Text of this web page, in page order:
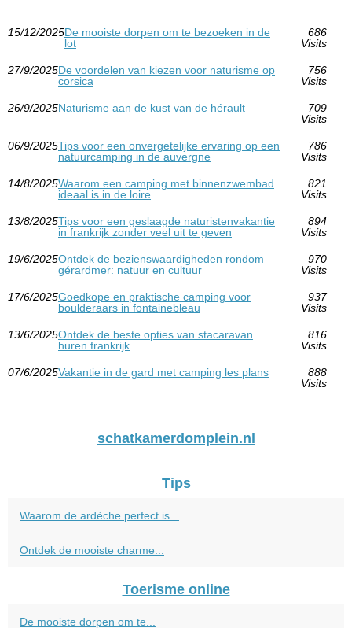
15/12/2025De mooiste dorpen om te bezoeken in de
lot
686
Visits
27/9/2025De voordelen van kiezen voor naturisme op
corsica
756
Visits
26/9/2025Naturisme aan de kust van de hérault
709
Visits
06/9/2025Tips voor een onvergetelijke ervaring op een
natuurcamping in de auvergne
786
Visits
14/8/2025Waarom een camping met binnenzwembad
ideaal is in de loire
821
Visits
13/8/2025Tips voor een geslaagde naturistenvakantie
in frankrijk zonder veel uit te geven
894
Visits
19/6/2025Ontdek de bezienswaardigheden rondom
gérardmer: natuur en cultuur
970
Visits
17/6/2025Goedkope en praktische camping voor
boulderaars in fontainebleau
937
Visits
13/6/2025Ontdek de beste opties van stacaravan
huren frankrijk
816
Visits
07/6/2025Vakantie in de gard met camping les plans
888
Visits
schatkamerdomplein.nl
Tips
Waarom de ardèche perfect is...
Ontdek de mooiste charme...
Toerisme online
De mooiste dorpen om te...